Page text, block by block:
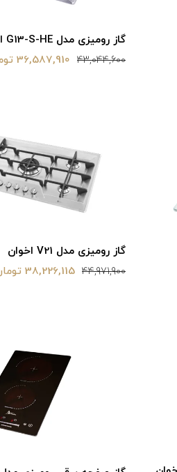
گاز رومیزی مدل G13-S-HE اخوان
43,044,600 36,587,910 تومان
گاز رومیزی مدل V21 اخوان
44,971,900 38,226,115 تومان